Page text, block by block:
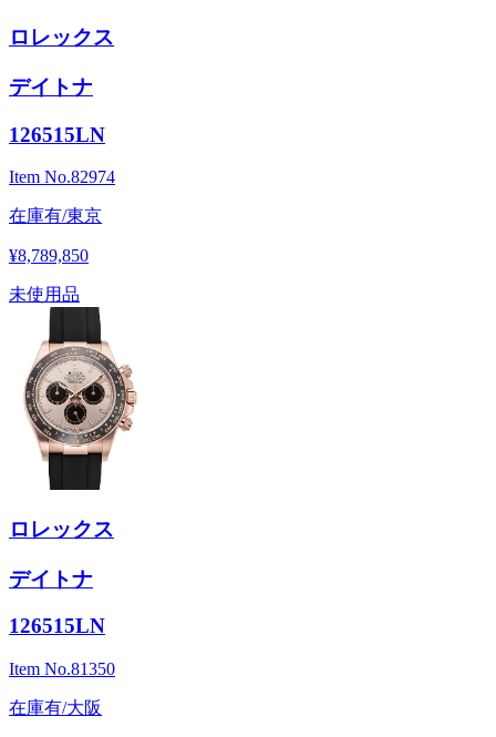
ロレックス
デイトナ
126515LN
Item No.82974
在庫有/東京
¥8,789,850
未使用品
ロレックス
デイトナ
126515LN
Item No.81350
在庫有/大阪